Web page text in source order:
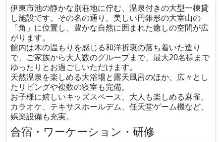
伊東市池の静かな別荘地に佇む、温泉付きの大型一棟貸
し施設です。その名の通り、美しい円錐形の大室山の
「角」に位置し、豊かな自然に囲まれた癒しの空間が広
がります。
館内は木の温もりを感じる和洋折衷の落ち着いた造り
で、ご家族から大人数のグループまで、最大20名様まで
ゆったりとお過ごしいただけます。
天然温泉を楽しめる大浴場と露天風呂のほか、広々とし
たリビングや複数の寝室も完備。
お子様に嬉しいキッズスペース、大人も楽しめる麻雀、
カラオケ、テキサスホールデム、任天堂ゲーム機など、
娯楽設備も充実。
合宿・ワーケーション・研修